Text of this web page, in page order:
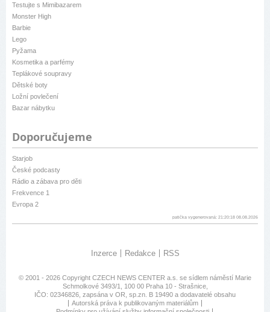
Testujte s Mimibazarem
Monster High
Barbie
Lego
Pyžama
Kosmetika a parfémy
Teplákové soupravy
Dětské boty
Ložní povlečení
Bazar nábytku
Doporučujeme
Starjob
České podcasty
Rádio a zábava pro děti
Frekvence 1
Evropa 2
patička vygenerovaná: 21:20:18 08.08.2026
Inzerce Redakce RSS
© 2001 - 2026 Copyright CZECH NEWS CENTER a.s. se sídlem náměstí Marie
Schmolkové 3493/1, 100 00 Praha 10 - Strašnice,
IČO: 02346826, zapsána v OR, sp.zn. B 19490 a dodavatelé obsahu
Autorská práva k publikovaným materiálům